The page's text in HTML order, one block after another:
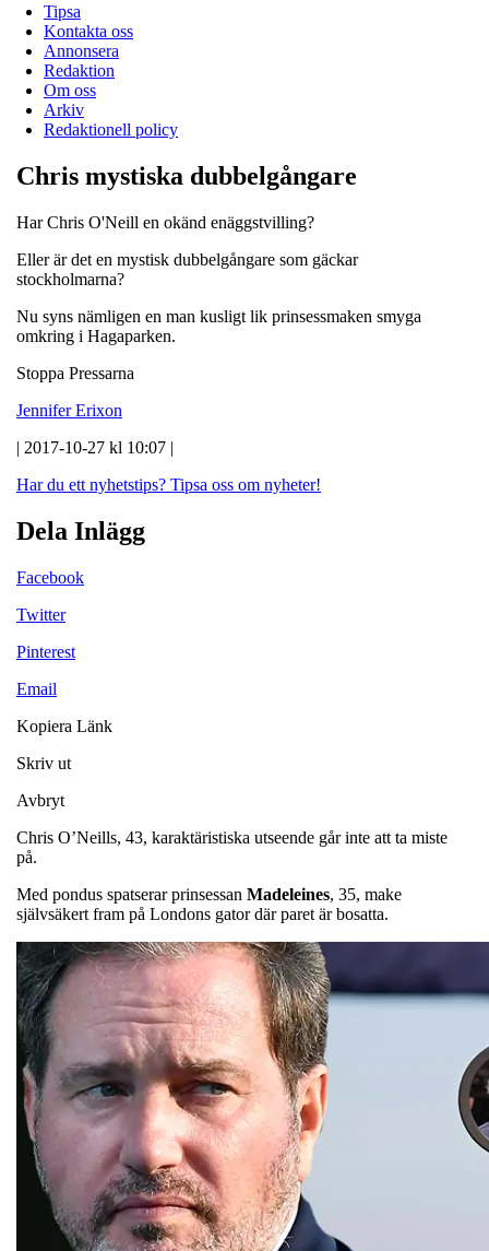
Tipsa
Kontakta oss
Annonsera
Redaktion
Om oss
Arkiv
Redaktionell policy
Chris mystiska dubbelgångare
Har Chris O'Neill en okänd enäggstvilling?
Eller är det en mystisk dubbelgångare som gäckar
stockholmarna?
Nu syns nämligen en man kusligt lik prinsessmaken smyga
omkring i Hagaparken.
Stoppa Pressarna
Jennifer Erixon
| 2017-10-27 kl 10:07 |
Har du ett nyhetstips? Tipsa oss om nyheter!
Dela Inlägg
Facebook
Twitter
Pinterest
Email
Kopiera Länk
Skriv ut
Avbryt
Chris O’Neills, 43, karaktäristiska utseende går inte att ta miste
på.
Med pondus spatserar prinsessan Madeleines, 35, make
självsäkert fram på Londons gator där paret är bosatta.